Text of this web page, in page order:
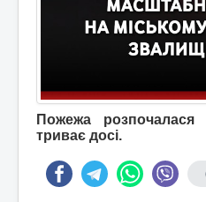
Пожежа
триває досі.